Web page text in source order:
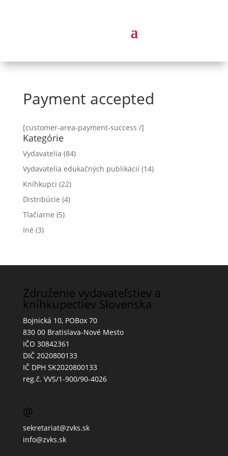
Payment accepted
[customer-area-payment-success /]
Kategórie
Vydavatelia (84)
Vydavatelia edukačných publikácií(14)
Kníhkupci (22)
Distribúcie (4)
Tlačiarne (5)
Iné (3)
Združenie vydavateľstiev a
kníhkupectiev Slovenska
Bojnická 10, POBox 70
830 00 Bratislava-Nové Mesto
IČO 30842361
DIČ 2020800133
IČ DPH SK2020800133
reg.č. VVS/1-900/90-4026
@
sekretariat@zvks.sk
info@zvks.sk